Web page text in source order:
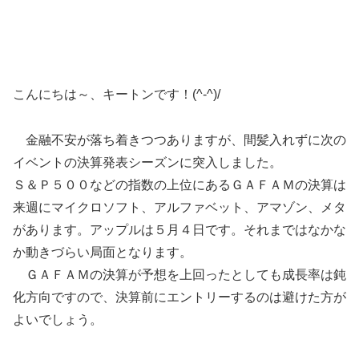
こんにちは～、キートンです！(^-^)/
金融不安が落ち着きつつありますが、間髪入れずに次の
イベントの決算発表シーズンに突入しました。
Ｓ＆Ｐ５００などの指数の上位にあるＧＡＦＡＭの決算は
来週にマイクロソフト、アルファベット、アマゾン、メタ
があります。アップルは５月４日です。それまではなかな
か動きづらい局面となります。
ＧＡＦＡＭの決算が予想を上回ったとしても成長率は鈍
化方向ですので、決算前にエントリーするのは避けた方が
よいでしょう。